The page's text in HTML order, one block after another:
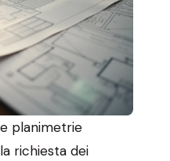
planimetrie
richiesta dei